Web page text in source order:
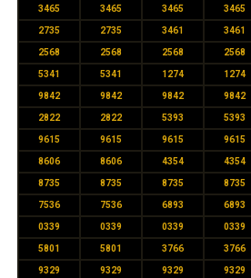
3465 3465 3465 3465
2735 2735 3461 3461
2568 2568 2568 2568
5341 5341 1274 1274
9842 9842 9842 9842
2822 2822 5393 5393
9615 9615 9615 9615
8606 8606 4354 4354
8735 8735 8735 8735
7536 7536 6893 6893
0339 0339 0339 0339
5801 5801 3766 3766
9329 9329 9329 9329